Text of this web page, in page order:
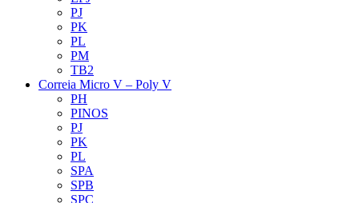
PJ
PK
PL
PM
TB2
Correia Micro V – Poly V
PH
PINOS
PJ
PK
PL
SPA
SPB
SPC